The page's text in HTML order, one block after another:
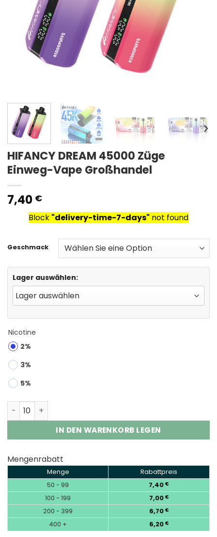
HIFANCY DREAM 45000 Züge
Einweg-Vape Großhandel
7,40 €
Block "delivery-time-7-days" not found
Geschmack
Lager auswählen:
Nicotine
2%
3%
5%
HIFANCY DREAM 45000 Puffs Disposable Vape
IN DEN WARENKORB LEGEN
Mengenrabatt
Menge
Rabattpreis
50 - 99
7,40 €
100 - 199 7,00 €
200 - 399 6,70 €
400 + 6,20 €